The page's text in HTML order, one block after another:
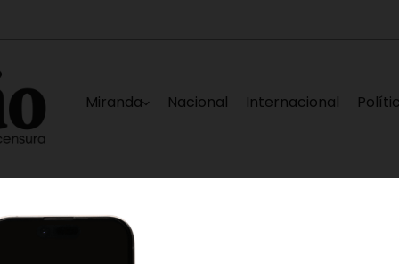
Miranda Nacional Internacional
a Venezuela»